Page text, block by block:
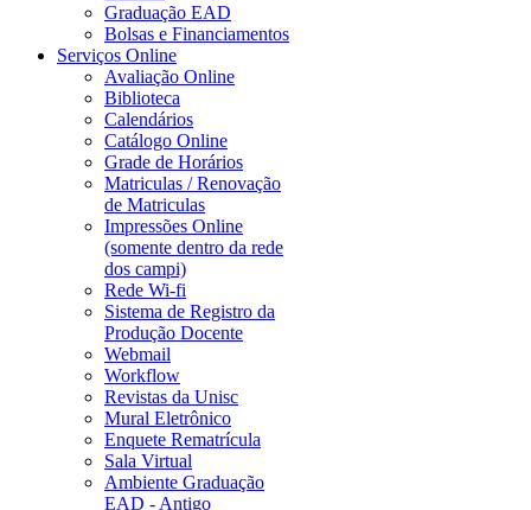
Graduação EAD
Bolsas e Financiamentos
Serviços Online
Avaliação Online
Biblioteca
Calendários
Catálogo Online
Grade de Horários
Matriculas / Renovação
de Matriculas
Impressões Online
(somente dentro da rede
dos campi)
Rede Wi-fi
Sistema de Registro da
Produção Docente
Webmail
Workflow
Revistas da Unisc
Mural Eletrônico
Enquete Rematrícula
Sala Virtual
Ambiente Graduação
EAD - Antigo